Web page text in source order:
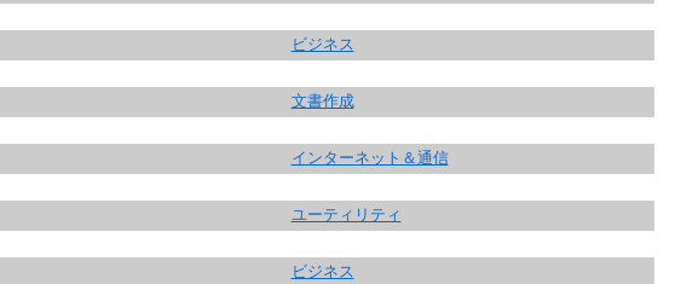
ビジネス
文書作成
インターネット＆通信
ユーティリティ
ビジネス